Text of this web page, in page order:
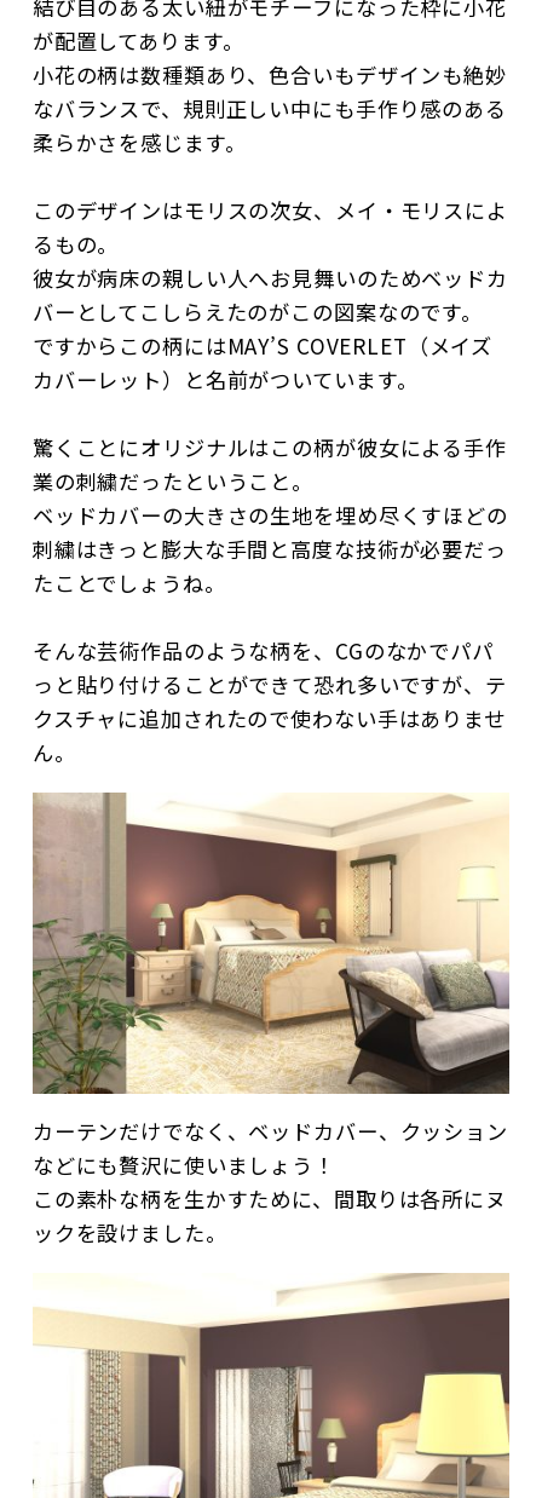
結び目のある太い紐がモチーフになった枠に小花
が配置してあります。
小花の柄は数種類あり、色合いもデザインも絶妙
なバランスで、規則正しい中にも手作り感のある
柔らかさを感じます。
このデザインはモリスの次女、メイ・モリスによ
るもの。
彼女が病床の親しい人へお見舞いのためベッドカ
バーとしてこしらえたのがこの図案なのです。
ですからこの柄にはMAY’S COVERLET（メイズ
カバーレット）と名前がついています。
驚くことにオリジナルはこの柄が彼女による手作
業の刺繍だったということ。
ベッドカバーの大きさの生地を埋め尽くすほどの
刺繍はきっと膨大な手間と高度な技術が必要だっ
たことでしょうね。
そんな芸術作品のような柄を、CGのなかでパパ
っと貼り付けることができて恐れ多いですが、テ
クスチャに追加されたので使わない手はありませ
ん。
カーテンだけでなく、ベッドカバー、クッション
などにも贅沢に使いましょう！
この素朴な柄を生かすために、間取りは各所にヌ
ックを設けました。